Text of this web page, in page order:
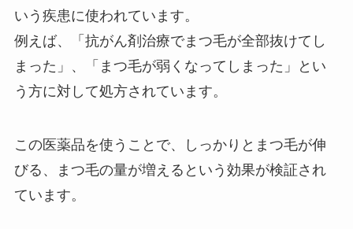
いう疾患に使われています。
例えば、「抗がん剤治療でまつ毛が全部抜けてし
まった」、「まつ毛が弱くなってしまった」とい
う方に対して処方されています。
この医薬品を使うことで、しっかりとまつ毛が伸
びる、まつ毛の量が増えるという効果が検証され
ています。